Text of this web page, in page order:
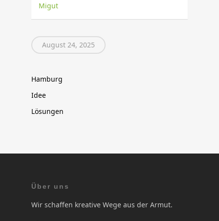
Migut
August 24, 2025
Hamburg
Idee
Lösungen
Über uns
Wir schaffen kreative Wege aus der Armut.